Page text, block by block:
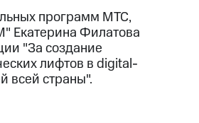
программ МТС,
Екатерина Филатова
"За создание
лифтов в digital-
всей страны".